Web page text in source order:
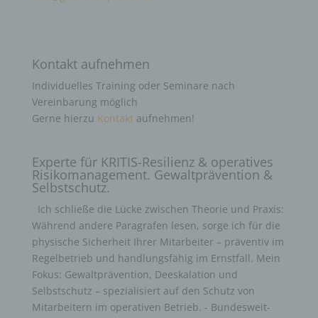
Kontakt aufnehmen
Individuelles Training oder Seminare nach
Vereinbarung möglich
Gerne hierzu Kontaktaufnehmen!
Experte für KRITIS-Resilienz & operatives
Risikomanagement. Gewaltprävention &
Selbstschutz.
Ich schließe die Lücke zwischen Theorie und Praxis:
Während andere Paragrafen lesen, sorge ich für die
physische Sicherheit Ihrer Mitarbeiter – präventiv im
Regelbetrieb und handlungsfähig im Ernstfall. Mein
Fokus: Gewaltprävention, Deeskalation und
Selbstschutz – spezialisiert auf den Schutz von
Mitarbeitern im operativen Betrieb. - Bundesweit-